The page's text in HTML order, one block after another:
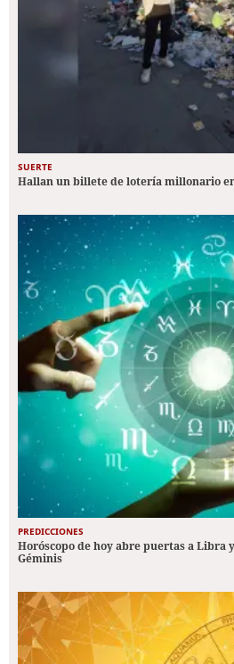
SUERTE
Hallan un billete de lotería millonario
PREDICCIONES
Horóscopo de hoy abre puertas a Libra
Géminis